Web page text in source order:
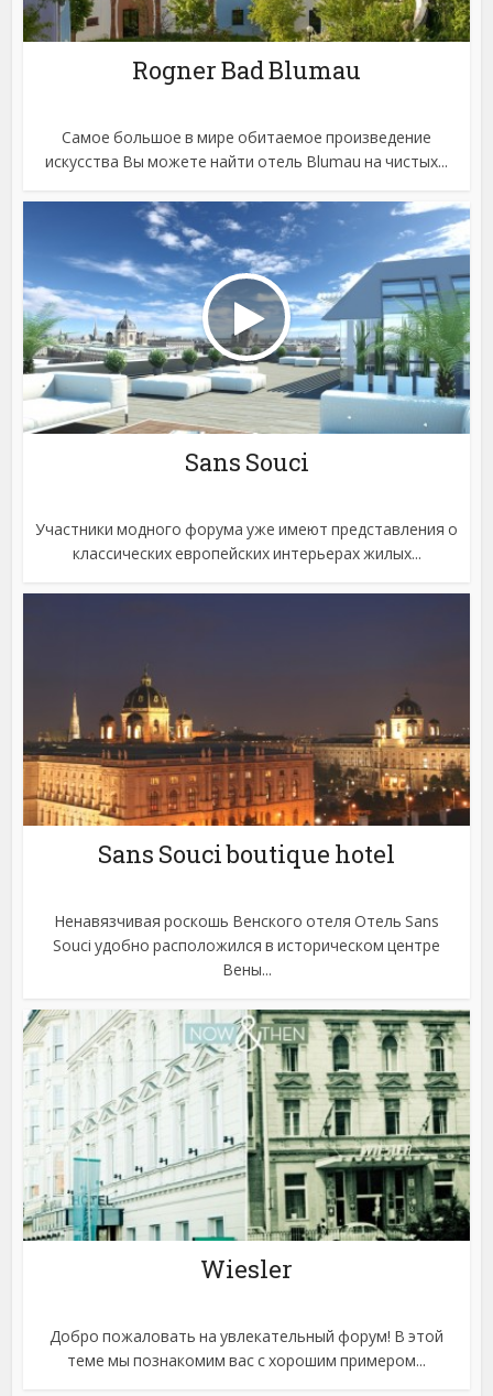
Rogner Bad Blumau
Самое большое в мире обитаемое произведение
искусства Вы можете найти отель Blumau на чистых...
Sans Souci
Участники модного форума уже имеют представления о
классических европейских интерьерах жилых...
Sans Souci boutique hotel
Ненавязчивая роскошь Венского отеля Отель Sans
Souci удобно расположился в историческом центре
Вены...
Wiesler
Добро пожаловать на увлекательный форум! В этой
теме мы познакомим вас с хорошим примером...